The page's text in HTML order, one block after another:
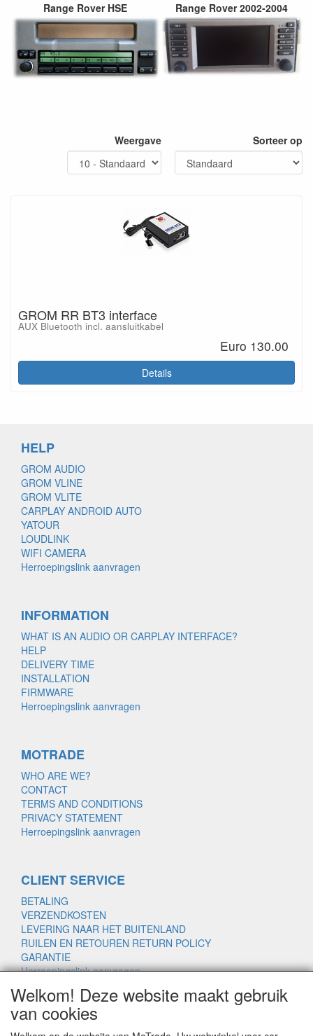
Range Rover HSE Range Rover 2002-2004
Weergave Sorteer op
GROM RR BT3 interface
AUX Bluetooth incl. aansluitkabel
Euro 130.00
Details
HELP
GROM AUDIO
GROM VLINE
GROM VLITE
CARPLAY ANDROID AUTO
YATOUR
LOUDLINK
WIFI CAMERA
Herroepingslink aanvragen
INFORMATION
WHAT IS AN AUDIO OR CARPLAY INTERFACE?
HELP
DELIVERY TIME
INSTALLATION
FIRMWARE
Herroepingslink aanvragen
MOTRADE
WHO ARE WE?
CONTACT
TERMS AND CONDITIONS
PRIVACY STATEMENT
Herroepingslink aanvragen
CLIENT SERVICE
BETALING
VERZENDKOSTEN
LEVERING NAAR HET BUITENLAND
RUILEN EN RETOUREN RETURN POLICY
GARANTIE
Herroepingslink aanvragen
Welkom! Deze website maakt gebruik
van cookies